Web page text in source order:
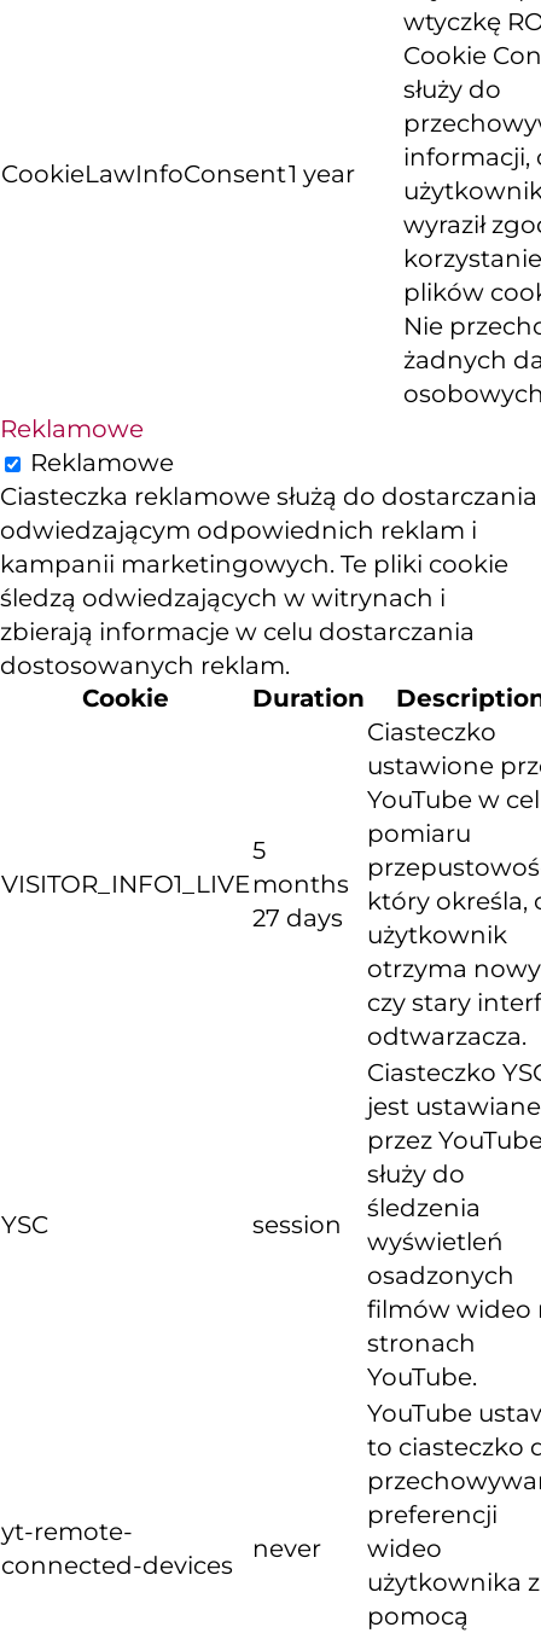
CookieLawInfoConsent1 year
wtyczkę
Cookie
służy do
informacji,
wyraził
plików
Nie
żadnych
Reklamowe
Reklamowe
Ciasteczka reklamowe służą do dostarczania
odwiedzającym odpowiednich reklam i
kampanii marketingowych. Te pliki cookie
śledzą odwiedzających w witrynach i
zbierają informacje w celu dostarczania
dostosowanych reklam.
Cookie
Duration
VISITOR_INFO1_LIVE
5
months
27 days
Ciasteczko
ustawione
YouTube w
pomiaru
który określa,
użytkownik
otrzyma
czy stary
odtwarzacza.
YSC session
Ciasteczko
jest ustawiane
przez
służy do
śledzenia
wyświetleń
osadzonych
filmów wideo
stronach
YouTube.
yt-remote-
connected-devices
never
YouTube
to ciasteczko
preferencji
wideo
użytkownika
pomocą